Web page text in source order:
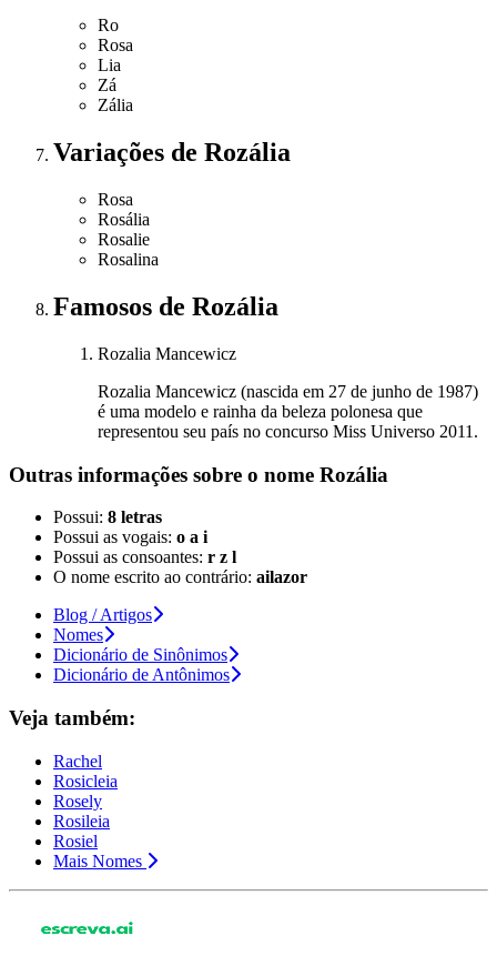
Ro
Rosa
Lia
Zá
Zália
Variações de Rozália
Rosa
Rosália
Rosalie
Rosalina
Famosos de Rozália
Rozalia Mancewicz
Rozalia Mancewicz (nascida em 27 de junho de 1987)
é uma modelo e rainha da beleza polonesa que
representou seu país no concurso Miss Universo 2011.
Outras informações sobre o nome Rozália
Possui: 8 letras
Possui as vogais: o a i
Possui as consoantes: r z l
O nome escrito ao contrário: ailazor
Blog / Artigos
Nomes
Dicionário de Sinônimos
Dicionário de Antônimos
Veja também:
Rachel
Rosicleia
Rosely
Rosileia
Rosiel
Mais Nomes